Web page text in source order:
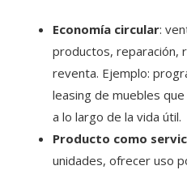
Economía circular:
productos, reparación,
reventa. Ejemplo:
leasing de muebles
a lo largo de la vida útil.
Producto como
unidades, ofrecer uso